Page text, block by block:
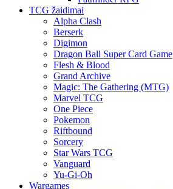
TCG žaidimai
Alpha Clash
Berserk
Digimon
Dragon Ball Super Card Game
Flesh & Blood
Grand Archive
Magic: The Gathering (MTG)
Marvel TCG
One Piece
Pokemon
Riftbound
Sorcery
Star Wars TCG
Vanguard
Yu-Gi-Oh
Wargames